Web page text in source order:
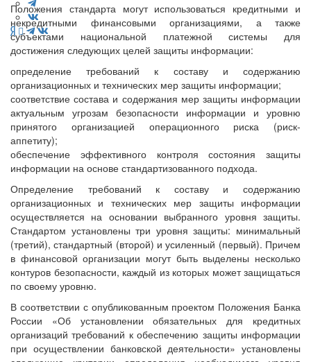
Положения стандарта могут использоваться кредитными и
некредитными финансовыми организациями, а также
субъектами национальной платежной системы для
достижения следующих целей защиты информации:
определение требований к составу и содержанию
организационных и технических мер защиты информации;
соответствие состава и содержания мер защиты информации
актуальным угрозам безопасности информации и уровню
принятого организацией операционного риска (риск-
аппетиту);
обеспечение эффективного контроля состояния защиты
информации на основе стандартизованного подхода.
Определение требований к составу и содержанию
организационных и технических мер защиты информации
осуществляется на основании выбранного уровня защиты.
Стандартом установлены три уровня защиты: минимальный
(третий), стандартный (второй) и усиленный (первый). Причем
в финансовой организации могут быть выделены несколько
контуров безопасности, каждый из которых может защищаться
по своему уровню.
В соответствии с опубликованным проектом Положения Банка
России «Об установлении обязательных для кредитных
организаций требований к обеспечению защиты информации
при осуществлении банковской деятельности» установлены